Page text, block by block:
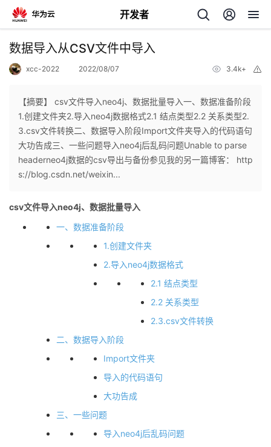
开发者
返
个
人
主
我
的
数据导入从CSV文件中导入
xcc-2022 2022/08/07 3.4k+
【摘要】 csv文件导入neo4j、数据批量导入一、数据准备阶段
1.创建文件夹2.导入neo4j数据格式2.1 结点类型2.2 关系类型2.
3.csv文件转换二、数据导入阶段Import文件夹导入的代码语句
大功告成三、一些问题导入neo4j后乱码问题Unable to parse
headerneo4j数据的csv导出与备份参见我的另一篇博客： http
s://blog.csdn.net/weixin...
csv文件导入neo4j、数据批量导入
一、数据准备阶段
1.创建文件夹
2.导入neo4j数据格式
2.1 结点类型
2.2 关系类型
2.3.csv文件转换
二、数据导入阶段
Import文件夹
导入的代码语句
大功告成
三、一些问题
导入neo4j后乱码问题